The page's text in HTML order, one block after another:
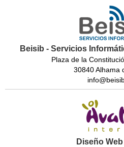
Beisib - Servicios
Plaza de la
30840 Alhama
Diseño